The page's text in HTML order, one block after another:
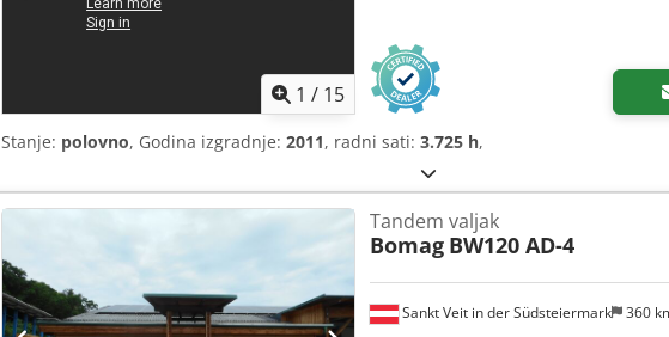
1 / 15
Stanje: polovno, Godina izgradnje: 2011, radni sati: 3.725 h,
Sankt Veit in der Südsteiermark 360
Tandem valjak
Bomag BW120 AD-4